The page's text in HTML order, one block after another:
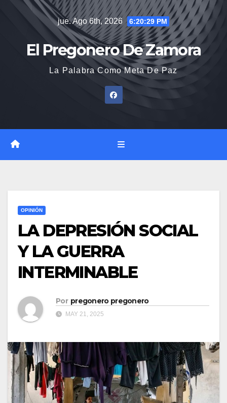
jue. Ago 6th, 2026 6:20:30 PM
El Pregonero De Zamora
La Palabra Como Meta De Paz
OPINIÓN
LA DEPRESIÓN SOCIAL
Y LA GUERRA
INTERMINABLE
Por pregonero pregonero
MAY 21, 2025